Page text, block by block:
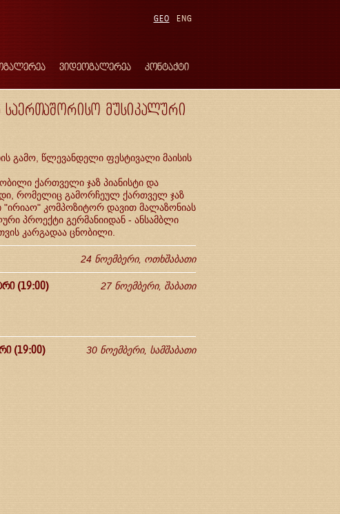
ENG
GEO
ვიდეოგალერეა კონტაქტი
საერთაშორისო მუსიკალური
გამო, წლევანდელი ფესტივალი მაისის
ქართველი ჯაზ პიანისტი და
რომელიც გამორჩეულ ქართველ ჯაზ
"ირიაო" კომპოზიტორ დავით მალაზონიას
პროექტი გერმანიიდან - ანსამბლი
კარგადაა ცნობილი.
24 ნოემბერი, ოთხშაბათი
27 ნოემბერი, შაბათი
(19:00)
30 ნოემბერი, სამშაბათი
(19:00)